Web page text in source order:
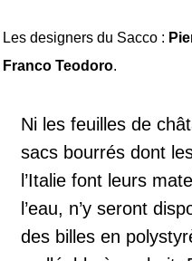
Les designers du Sacco :
Franco Teodoro.
Ni les feuilles de
sacs bourrés dont
l’Italie font leurs
l’eau, n’y seront
des billes en